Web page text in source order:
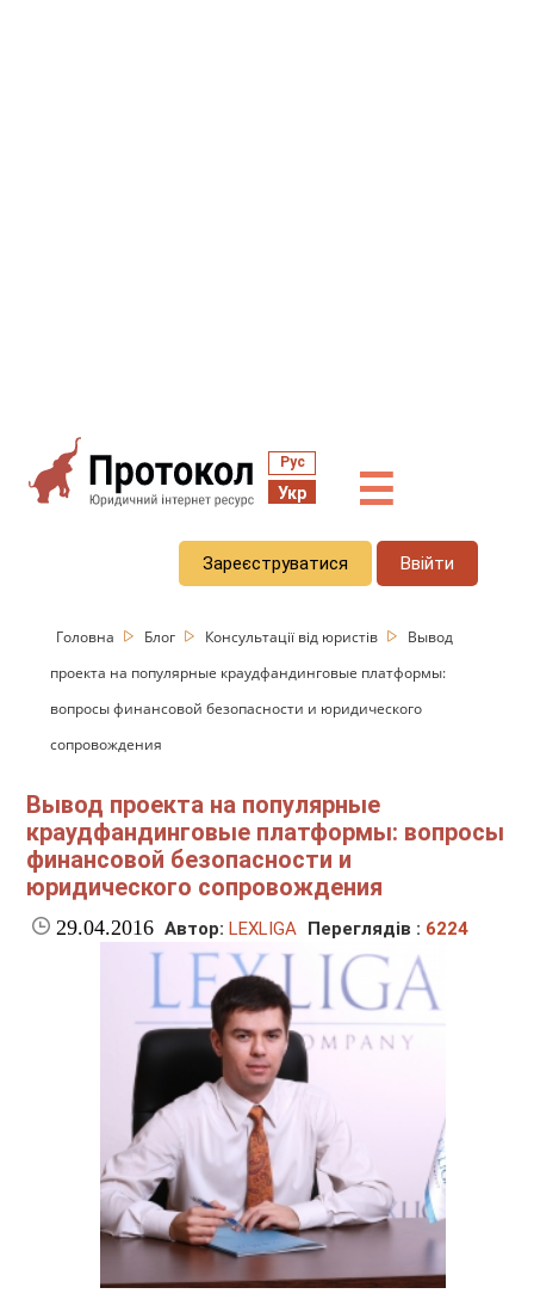
Рус
Укр ☰
Зареєструватися Ввійти
Головна Блог Консультації від юристів
Вывод
проекта на популярные краудфандинговые платформы:
вопросы финансовой безопасности и юридического
сопровождения
Вывод проекта на популярные
краудфандинговые платформы: вопросы
финансовой безопасности и
юридического сопровождения
29.04.2016 Автор: LEXLIGA Переглядів : 6224